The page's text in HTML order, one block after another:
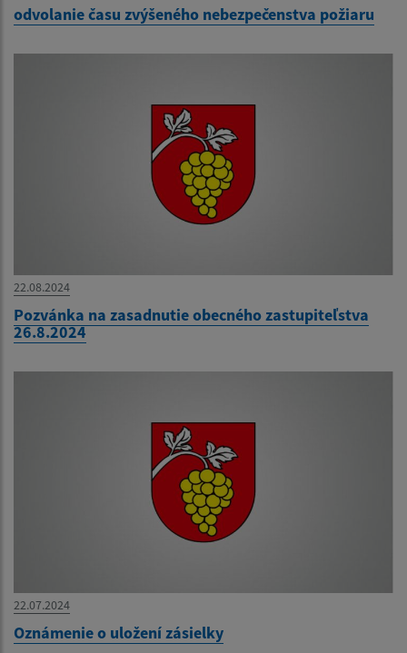
odvolanie času zvýšeného nebezpečenstva požiaru
22.08.2024
Pozvánka na zasadnutie obecného zastupiteľstva
26.8.2024
22.07.2024
Oznámenie o uložení zásielky